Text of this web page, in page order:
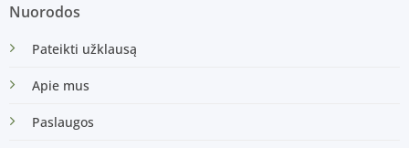
Nuorodos
Pateikti užklausą
Apie mus
Paslaugos